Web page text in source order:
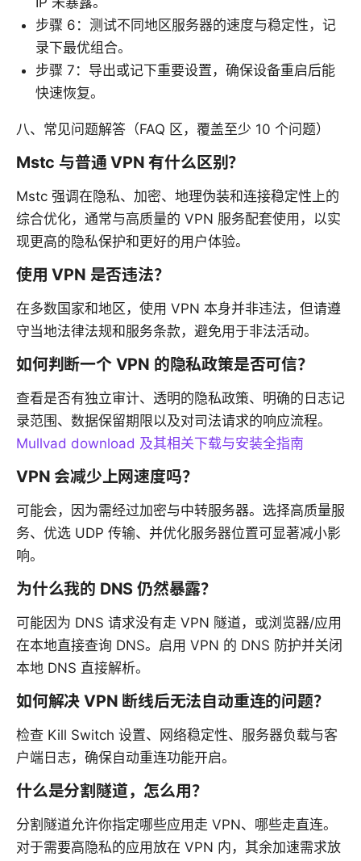
步骤 6：测试不同地区服务器的速度与稳定性，记
录下最优组合。
步骤 7：导出或记下重要设置，确保设备重启后能
快速恢复。
八、常见问题解答（FAQ 区，覆盖至少 10 个问题）
Mstc 与普通 VPN 有什么区别？
Mstc 强调在隐私、加密、地理伪装和连接稳定性上的
综合优化，通常与高质量的 VPN 服务配套使用，以实
现更高的隐私保护和更好的用户体验。
使用 VPN 是否违法？
在多数国家和地区，使用 VPN 本身并非违法，但请遵
守当地法律法规和服务条款，避免用于非法活动。
如何判断一个 VPN 的隐私政策是否可信？
查看是否有独立审计、透明的隐私政策、明确的日志记
录范围、数据保留期限以及对司法请求的响应流程。
Mullvad download 及其相关下载与安装全指南
VPN 会减少上网速度吗？
可能会，因为需经过加密与中转服务器。选择高质量服
务、优选 UDP 传输、并优化服务器位置可显著减小影
响。
为什么我的 DNS 仍然暴露？
可能因为 DNS 请求没有走 VPN 隧道，或浏览器/应用
在本地直接查询 DNS。启用 VPN 的 DNS 防护并关闭
本地 DNS 直接解析。
如何解决 VPN 断线后无法自动重连的问题？
检查 Kill Switch 设置、网络稳定性、服务器负载与客
户端日志，确保自动重连功能开启。
什么是分割隧道，怎么用？
分割隧道允许你指定哪些应用走 VPN、哪些走直连。
对于需要高隐私的应用放在 VPN 内，其余加速需求放